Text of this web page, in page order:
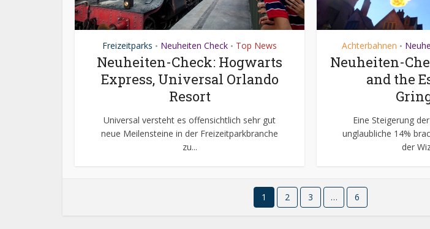
Freizeitparks • Neuheiten Check • Top News
Neuheiten-Check: Hogwarts
Express, Universal Orlando
Resort
Universal versteht es offensichtlich sehr gut
neue Meilensteine in der Freizeitparkbranche
zu...
Achterbahnen •
Neuheiten-
and the
Eine Steigerung
unglaubliche 14%
der
1 2 3 … 6